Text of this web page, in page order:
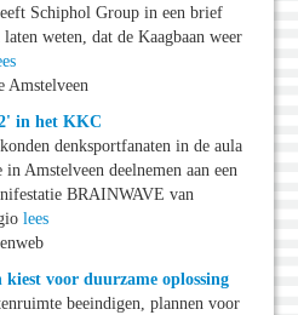
Schiphol Group in een brief
weten, dat de Kaagbaan weer
Amstelveen
in het KKC
denksportfanaten in de aula
Amstelveen deelnemen aan een
BRAINWAVE van
lees
kiest voor duurzame oplossing
beeindigen, plannen voor